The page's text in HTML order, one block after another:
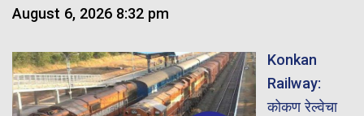
August 6, 2026 8:32 pm
Konkan
Railway:
कोकण रेल्वेचा